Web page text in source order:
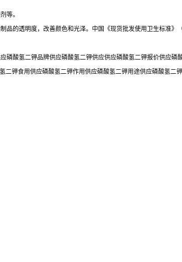
等。
的透明度，改善颜色和光泽。中国《现货批发使用卫生标准》
酸氢二钾品牌供应磷酸氢二钾供应供应磷酸氢二钾报价供应
钾食用供应磷酸氢二钾作用供应磷酸氢二钾用途供应磷酸氢二